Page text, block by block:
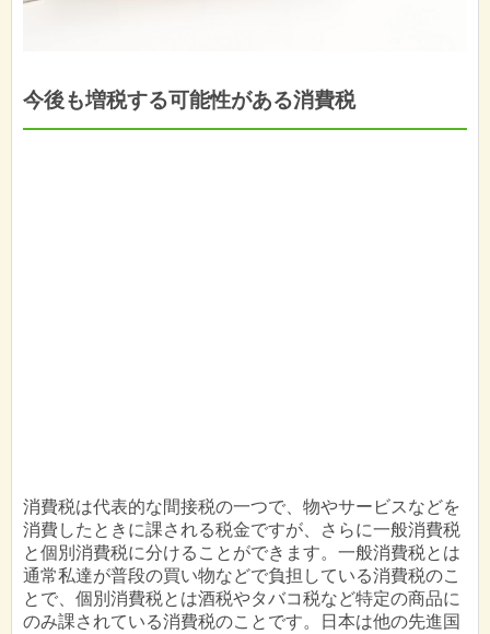
今後も増税する可能性がある消費税
消費税は代表的な間接税の一つで、物やサービスなどを
消費したときに課される税金ですが、さらに一般消費税
と個別消費税に分けることができます。一般消費税とは
通常私達が普段の買い物などで負担している消費税のこ
とで、個別消費税とは酒税やタバコ税など特定の商品に
のみ課されている消費税のことです。日本は他の先進国